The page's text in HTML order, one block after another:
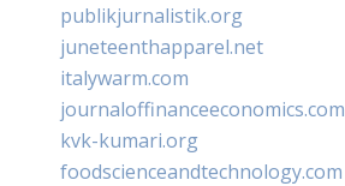
publikjurnalistik.org
juneteenthapparel.net
italywarm.com
journaloffinanceeconomics.com
kvk-kumari.org
foodscienceandtechnology.com